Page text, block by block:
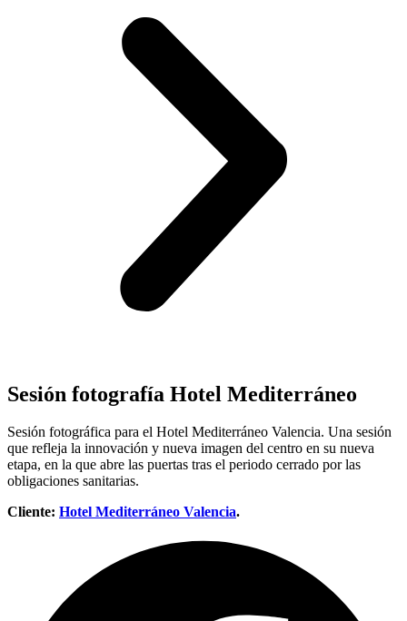
Sesión fotografía Hotel Mediterráneo
Sesión fotográfica para el Hotel Mediterráneo Valencia. Una sesión
que refleja la innovación y nueva imagen del centro en su nueva
etapa, en la que abre las puertas tras el periodo cerrado por las
obligaciones sanitarias.
Cliente: Hotel Mediterráneo Valencia.